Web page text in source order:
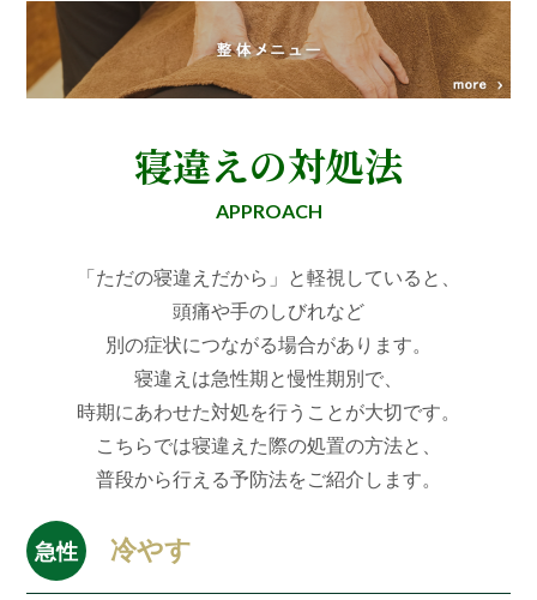
寝違えの対処法
APPROACH
「ただの寝違えだから」と軽視していると、
頭痛や手のしびれなど
別の症状につながる場合があります。
寝違えは急性期と慢性期別で、
時期にあわせた対処を行うことが大切です。
こちらでは寝違えた際の処置の方法と、
普段から行える予防法をご紹介します。
急性 冷やす